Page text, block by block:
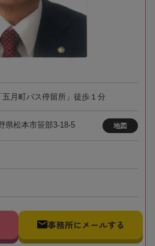
五月町バス停留所」徒歩１分
県松本市笹部3-18-5 地図
事務所にメールする